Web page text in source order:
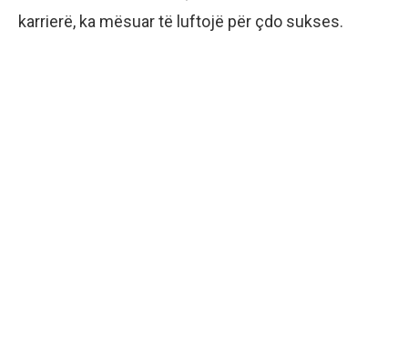
karrierë, ka mësuar të luftojë për çdo sukses.